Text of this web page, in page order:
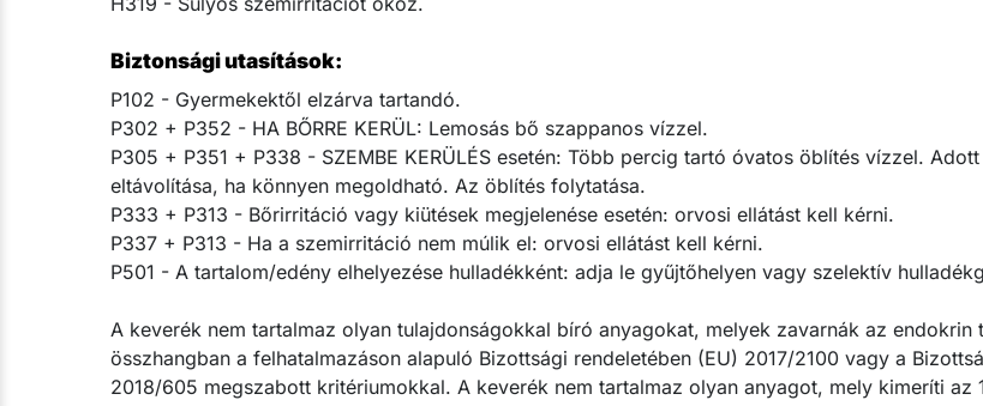
Biztonsági utasítások:
P102 - Gyermekektől elzárva tartandó.
P302 + P352 - HA BŐRRE KERÜL: Lemosás bő szappanos vízzel.
P305 + P351 + P338 - SZEMBE KERÜLÉS esetén: Több percig tartó óvatos öblítés vízzel.
eltávolítása, ha könnyen megoldható. Az öblítés folytatása.
P333 + P313 - Bőrirritáció vagy kiütések megjelenése esetén: orvosi ellátást kell kérni.
P337 + P313 - Ha a szemirritáció nem múlik el: orvosi ellátást kell kérni.
P501 - A tartalom/edény elhelyezése hulladékként: adja le gyűjtőhelyen vagy szelektív
A keverék nem tartalmaz olyan tulajdonságokkal bíró anyagokat, melyek zavarnák az endokrin
összhangban a felhatalmazáson alapuló Bizottsági rendeletében (EU) 2017/2100 vagy a
2018/605 megszabott kritériumokkal. A keverék nem tartalmaz olyan anyagot, mely kimeríti az